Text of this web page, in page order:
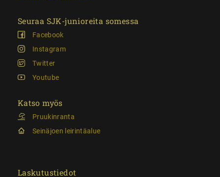
Seuraa SJK-junioreita somessa
Facebook
Instagram
Twitter
Youtube
Katso myös
Pruukinranta
Seinäjoen leirintäalue
Laskutustiedot